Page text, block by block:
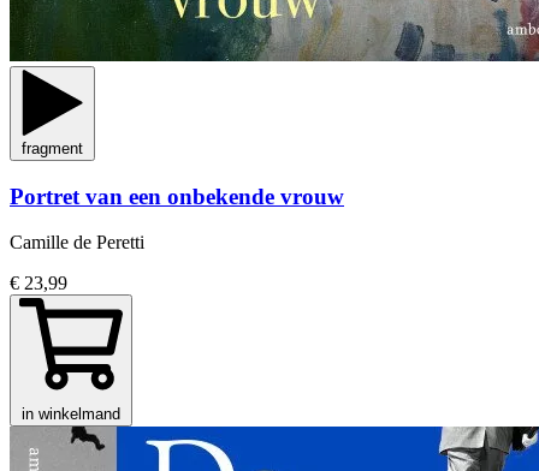
fragment
Portret van een onbekende vrouw
Camille de Peretti
€ 23,99
in winkelmand